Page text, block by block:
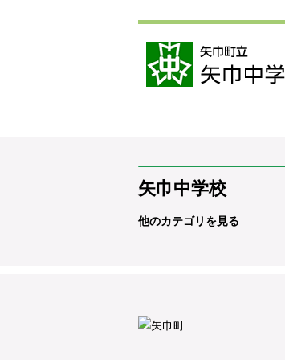
矢巾中学校
他のカテゴリを見る